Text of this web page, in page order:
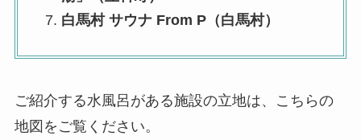
白馬村 サウナ From P（白馬村）
ご紹介する水風呂がある施設の立地は、こちらの
地図をご覧ください。